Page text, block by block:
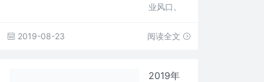
业风口。
2019-08-23 阅读全文
2019年